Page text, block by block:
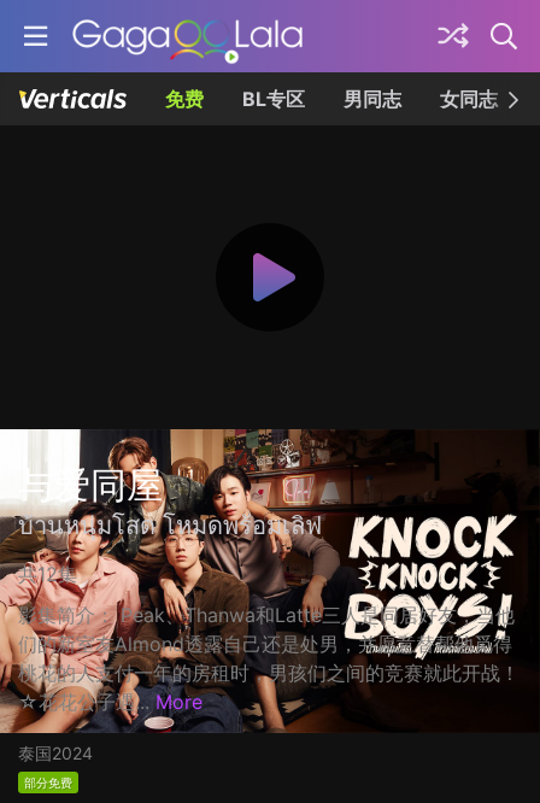
免费 BL专区 男同志 女同志
与爱同屋
บ้านหนุ่มโสด โหมดพร้อมเลิฟ
共12集
影集简介： Peak、Thanwa和Latte三人是同居好友，当他
们的新室友Almond透露自己还是处男，并愿意替帮他觅得
桃花的人支付一年的房租时，男孩们之间的竞赛就此开战！
☆花花公子遇... More
泰国2024
部分免费